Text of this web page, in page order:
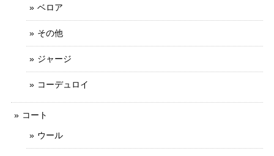
ベロア
その他
ジャージ
コーデュロイ
コート
ウール